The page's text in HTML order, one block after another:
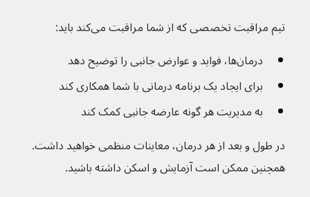
تیم مراقبت تخصصی که از شما مراقبت می‌کند باید:
درمان‌ها، فواید و عوارض جانبی را توضیح دهد
برای ایجاد یک برنامه درمانی با شما همکاری کند
به مدیریت هر گونه عارضه جانبی کمک کند
در طول و بعد از هر درمان، معاینات منظمی خواهید داشت.
همچنین ممکن است آزمایش و اسکن داشته باشید.